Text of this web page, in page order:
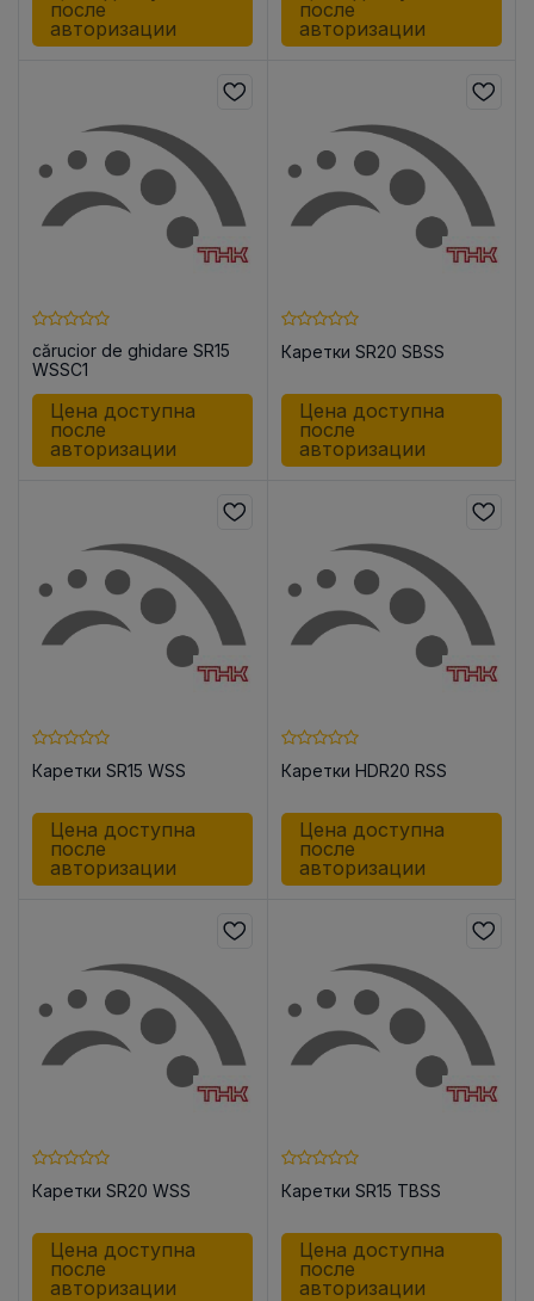
после
авторизации
после
авторизации
cărucior de ghidare SR15
WSSC1
Цена доступна
после
авторизации
Каретки SR20 SBSS
Цена доступна
после
авторизации
Каретки SR15 WSS
Цена доступна
после
авторизации
Каретки HDR20 RSS
Цена доступна
после
авторизации
Каретки SR20 WSS
Цена доступна
после
авторизации
Каретки SR15 TBSS
Цена доступна
после
авторизации